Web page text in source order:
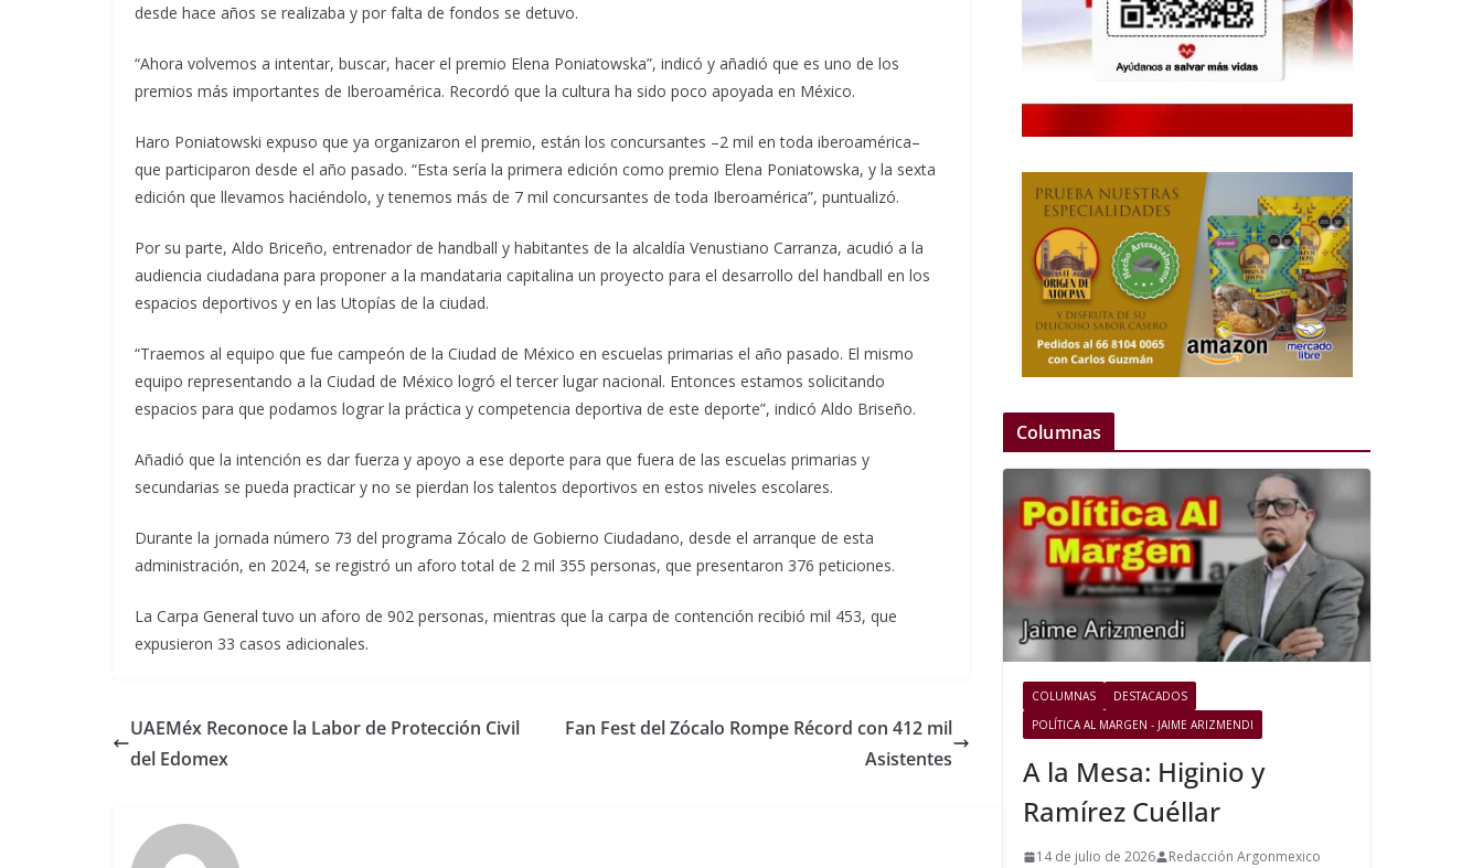
desde hace años se realizaba y por falta de fondos se detuvo.
“Ahora volvemos a intentar, buscar, hacer el premio Elena Poniatowska”, indicó y añadió que es uno de los
premios más importantes de Iberoamérica. Recordó que la cultura ha sido poco apoyada en México.
Haro Poniatowski expuso que ya organizaron el premio, están los concursantes –2 mil en toda iberoamérica–
que participaron desde el año pasado. “Esta sería la primera edición como premio Elena Poniatowska, y la sexta
edición que llevamos haciéndolo, y tenemos más de 7 mil concursantes de toda Iberoamérica”, puntualizó.
Por su parte, Aldo Briceño, entrenador de handball y habitantes de la alcaldía Venustiano Carranza, acudió a la
audiencia ciudadana para proponer a la mandataria capitalina un proyecto para el desarrollo del handball en los
espacios deportivos y en las Utopías de la ciudad.
“Traemos al equipo que fue campeón de la Ciudad de México en escuelas primarias el año pasado. El mismo
equipo representando a la Ciudad de México logró el tercer lugar nacional. Entonces estamos solicitando
espacios para que podamos lograr la práctica y competencia deportiva de este deporte”, indicó Aldo Briseño.
Añadió que la intención es dar fuerza y apoyo a ese deporte para que fuera de las escuelas primarias y
secundarias se pueda practicar y no se pierdan los talentos deportivos en estos niveles escolares.
Durante la jornada número 73 del programa Zócalo de Gobierno Ciudadano, desde el arranque de esta
administración, en 2024, se registró un aforo total de 2 mil 355 personas, que presentaron 376 peticiones.
La Carpa General tuvo un aforo de 902 personas, mientras que la carpa de contención recibió mil 453, que
expusieron 33 casos adicionales.
UAEMéx Reconoce la Labor de Protección Civil
del Edomex
Fan Fest del Zócalo Rompe Récord con 412 mil
Asistentes
Columnas
COLUMNAS
DESTACADOS
POLÍTICA AL MARGEN - JAIME ARIZMENDI
A la Mesa: Higinio y
Ramírez Cuéllar
14 de julio de 2026 Redacción Argonmexico